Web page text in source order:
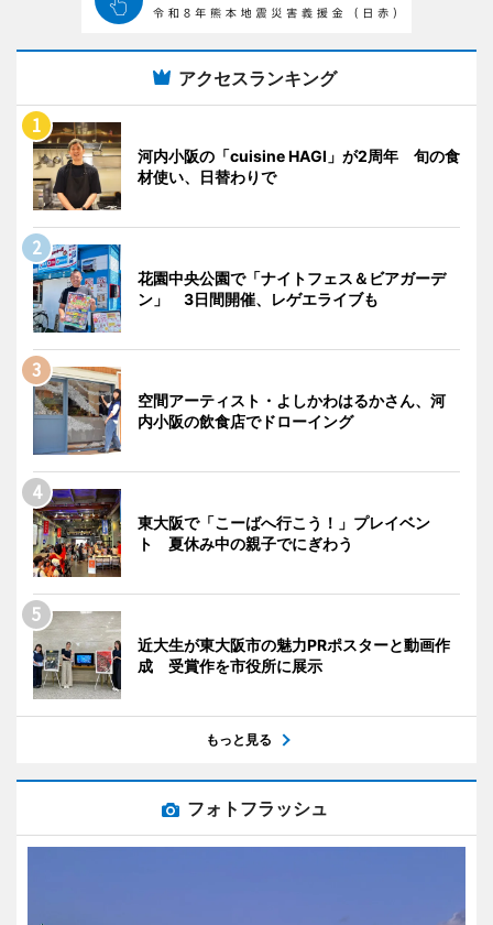
アクセスランキング
河内小阪の「cuisine HAGI」が2周年 旬の食
材使い、日替わりで
花園中央公園で「ナイトフェス＆ビアガーデ
ン」 3日間開催、レゲエライブも
空間アーティスト・よしかわはるかさん、河
内小阪の飲食店でドローイング
東大阪で「こーばへ行こう！」プレイベン
ト 夏休み中の親子でにぎわう
近大生が東大阪市の魅力PRポスターと動画作
成 受賞作を市役所に展示
もっと見る
フォトフラッシュ